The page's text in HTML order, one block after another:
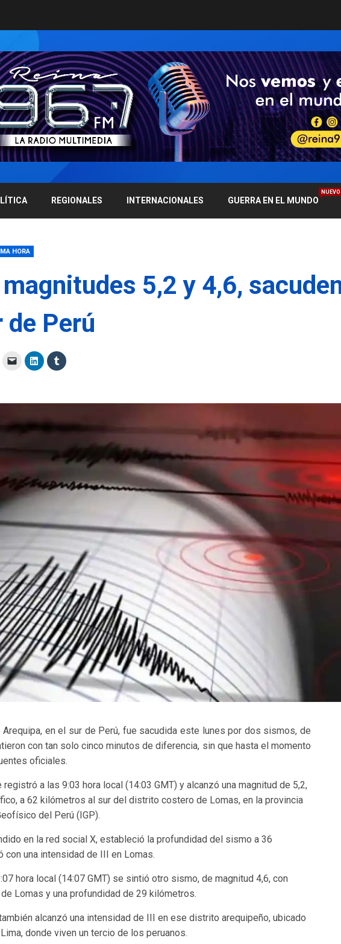
REGIONALES INTERNACIONALES GUERRA EN EL MUNDO
NUEVO
HORA
5,2 y 4,6,
de Perú
en el sur de Perú, fue sacudida este lunes por dos sismos, de
con tan solo cinco minutos de diferencia, sin que hasta el momento
oficiales.
a las 9:03 hora local (14:03 GMT) y alcanzó una magnitud de 5,2,
a 62 kilómetros al sur del distrito costero de Lomas, en la provincia
del Perú (IGP).
en la red social X, estableció la profundidad del sismo a 36
una intensidad de III en Lomas.
hora local (14:07 GMT) se sintió otro sismo, de magnitud 4,6, con
Lomas y una profundidad de 29 kilómetros.
alcanzó una intensidad de III en ese distrito arequipeño, ubicado
donde viven un tercio de los peruanos.